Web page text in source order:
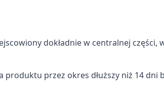
dokładnie w centralnej części,
produktu przez okres dłuższy niż 14 dni